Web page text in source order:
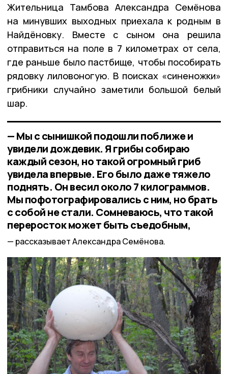
Жительница Тамбова Александра Семёнова
на минувших выходных приехала к родным в
Найдёновку. Вместе с сыном она решила
отправиться на поле в 7 километрах от села,
где раньше было пастбище, чтобы пособирать
рядовку лиловоногую. В поисках «синеножки»
грибники случайно заметили большой белый
шар.
— Мы с сынишкой подошли поближе и
увидели дождевик. Я грибы собираю
каждый сезон, но такой огромный гриб
увидела впервые. Его было даже тяжело
поднять. Он весил около 7 килограммов.
Мы пофотографировались с ним, но брать
с собой не стали. Сомневаюсь, что такой
переросток может быть съедобным,
рассказывает Александра Семёнова.